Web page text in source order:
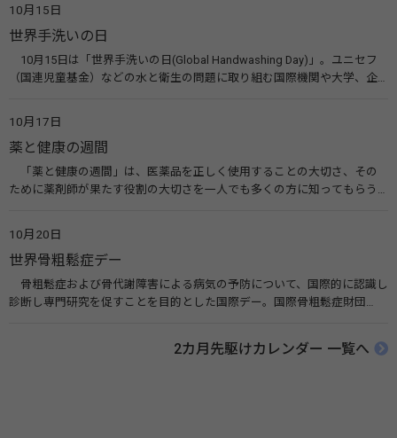
す。 関連リンク 世界メンタルヘルスデー（厚生労働省） 働く人のメンタ
ルヘルス・ポータルサイト「こころの耳」（厚生労働省）
10月15日
世界手洗いの日
10月15日は「世界手洗いの日(Global Handwashing Day)」。ユニセフ
（国連児童基金）などの水と衛生の問題に取り組む国際機関や大学、企
10月17日
薬と健康の週間
「薬と健康の週間」は、医薬品を正しく使用することの大切さ、その
ために薬剤師が果たす役割の大切さを一人でも多くの方に知ってもらう
伝えたい！薬との付き合い方」（保健指導リソースガイド）
10月20日
世界骨粗鬆症デー
骨粗鬆症および骨代謝障害による病気の予防について、国際的に認識し
診断し専門研究を促すことを目的とした国際デー。国際骨粗鬆症財団
法人 骨粗鬆症財団 世界骨粗鬆症デー（WOD）2カ月先駆けカレンダー 一覧へ